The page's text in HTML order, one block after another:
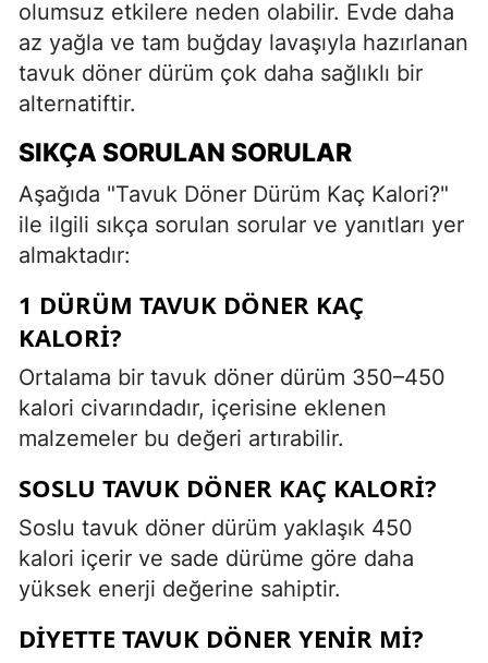
olumsuz etkilere neden olabilir. Evde daha
az yağla ve tam buğday lavaşıyla hazırlanan
tavuk döner dürüm çok daha sağlıklı bir
alternatiftir.
SIKÇA SORULAN SORULAR
Aşağıda "Tavuk Döner Dürüm Kaç Kalori?"
ile ilgili sıkça sorulan sorular ve yanıtları yer
almaktadır:
1 DÜRÜM TAVUK DÖNER KAÇ
KALORI?
Ortalama bir tavuk döner dürüm 350–450
kalori civarındadır, içerisine eklenen
malzemeler bu değeri artırabilir.
SOSLU TAVUK DÖNER KAÇ KALORI?
Soslu tavuk döner dürüm yaklaşık 450
kalori içerir ve sade dürüme göre daha
yüksek enerji değerine sahiptir.
DIYETTE TAVUK DÖNER YENIR MI?